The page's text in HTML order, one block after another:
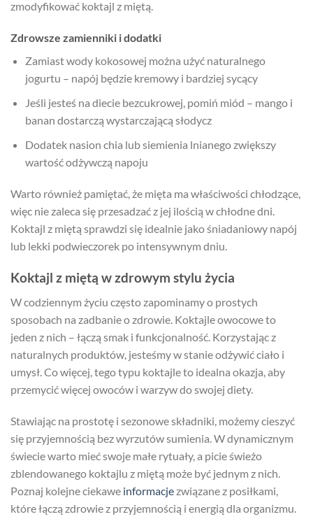
zmodyfikować koktajl z miętą.
Zdrowsze zamienniki i dodatki
Zamiast wody kokosowej można użyć naturalnego
jogurtu – napój będzie kremowy i bardziej sycący
Jeśli jesteś na diecie bezcukrowej, pomiń miód – mango i
banan dostarczą wystarczającą słodycz
Dodatek nasion chia lub siemienia lnianego zwiększy
wartość odżywczą napoju
Warto również pamiętać, że mięta ma właściwości chłodzące,
więc nie zaleca się przesadzać z jej ilością w chłodne dni.
Koktajl z miętą sprawdzi się idealnie jako śniadaniowy napój
lub lekki podwieczorek po intensywnym dniu.
Koktajl z miętą w zdrowym stylu życia
W codziennym życiu często zapominamy o prostych
sposobach na zadbanie o zdrowie. Koktajle owocowe to
jeden z nich – łączą smak i funkcjonalność. Korzystając z
naturalnych produktów, jesteśmy w stanie odżywić ciało i
umysł. Co więcej, tego typu koktajle to idealna okazja, aby
przemycić więcej owoców i warzyw do swojej diety.
Stawiając na prostotę i sezonowe składniki, możemy cieszyć
się przyjemnością bez wyrzutów sumienia. W dynamicznym
świecie warto mieć swoje małe rytuały, a picie świeżo
zblendowanego koktajlu z miętą może być jednym z nich.
Poznaj kolejne ciekawe informacjezwiązane z posiłkami,
które łączą zdrowie z przyjemnością i energią dla organizmu.